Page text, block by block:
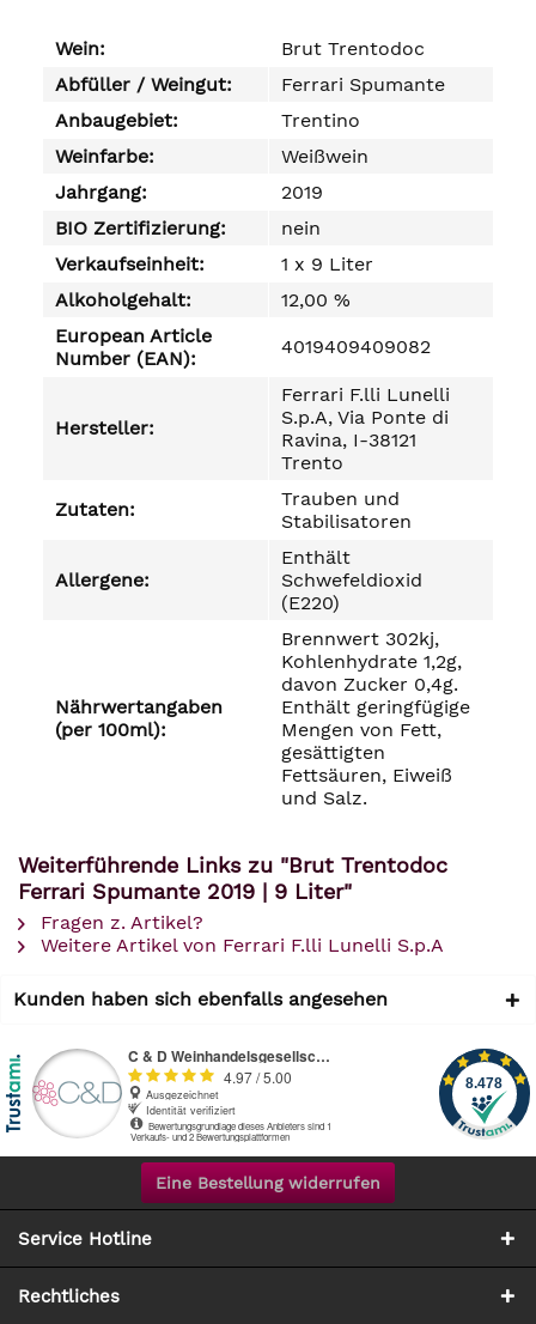
Wein:
Brut Trentodoc
Abfüller / Weingut:
Ferrari Spumante
Anbaugebiet:
Trentino
Weinfarbe:
Weißwein
Jahrgang:
2019
BIO Zertifizierung:
nein
Verkaufseinheit:
1 x 9 Liter
Alkoholgehalt:
12,00 %
European Article
Number (EAN):
4019409409082
Hersteller:
Ferrari F.lli Lunelli
S.p.A, Via Ponte di
Ravina, I-38121
Trento
Zutaten:
Trauben und
Stabilisatoren
Allergene:
Enthält
Schwefeldioxid
(E220)
Nährwertangaben
(per 100ml):
Brennwert 302kj,
Kohlenhydrate 1,2g,
davon Zucker 0,4g.
Enthält geringfügige
Mengen von Fett,
gesättigten
Fettsäuren, Eiweiß
und Salz.
Weiterführende Links zu "Brut Trentodoc
Ferrari Spumante 2019 | 9 Liter"
Fragen z. Artikel?
Weitere Artikel von Ferrari F.lli Lunelli S.p.A
Kunden haben sich ebenfalls angesehen
Eine Bestellung widerrufen
Service Hotline
Rechtliches